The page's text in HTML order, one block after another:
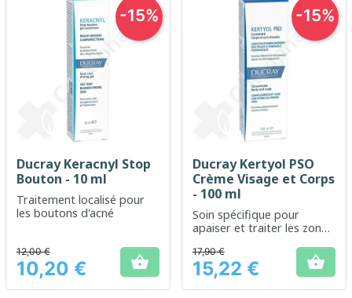
Ducray Keracnyl Stop
Bouton - 10 ml
Traitement localisé pour
les boutons d'acné
Prix
12,00 €
10,20 € 
-15%
Ducray Kertyol PSO
Crème Visage et Corps
- 100 ml
Soin spécifique pour
apaiser et traiter les zones
psoriasique
Prix
17,90 €
15,22 € 
-15%